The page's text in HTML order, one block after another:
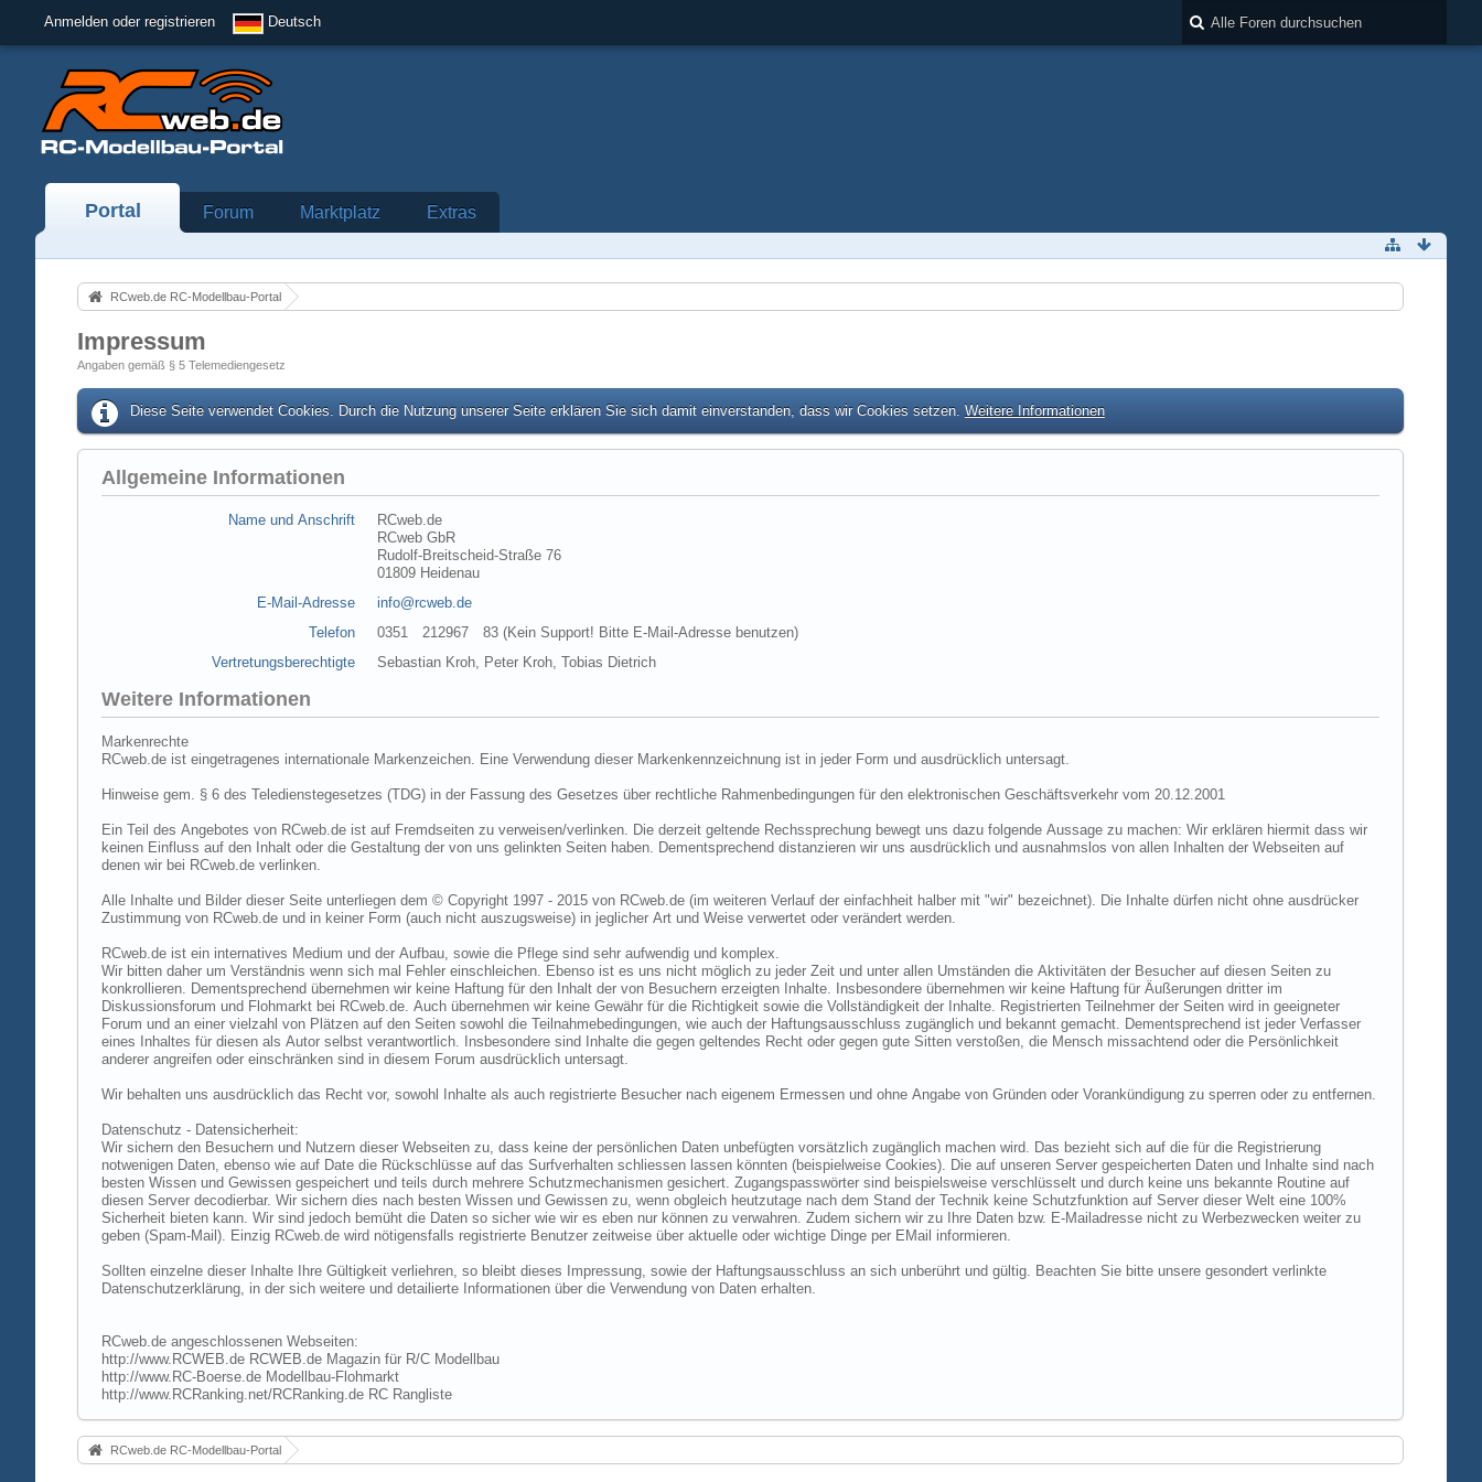
Anmelden oder registrieren Deutsch
Portal Forum Marktplatz Extras
RCweb.de RC-Modellbau-Portal
Impressum
Angaben gemäß § 5 Telemediengesetz
Diese Seite verwendet Cookies. Durch die Nutzung unserer Seite erklären Sie sich damit einverstanden, dass wir Cookies setzen. Weitere Informationen
Allgemeine Informationen
Name und Anschrift
RCweb.de
RCweb GbR
Rudolf-Breitscheid-Straße 76
01809 Heidenau
E-Mail-Adresse
info@rcweb.de
Telefon
0351 212967 83 (Kein Support! Bitte E-Mail-Adresse benutzen)
Vertretungsberechtigte
Sebastian Kroh, Peter Kroh, Tobias Dietrich
Weitere Informationen
Markenrechte
RCweb.de ist eingetragenes internationale Markenzeichen. Eine Verwendung dieser Markenkennzeichnung ist in jeder Form und ausdrücklich untersagt.
Hinweise gem. § 6 des Teledienstegesetzes (TDG) in der Fassung des Gesetzes über rechtliche Rahmenbedingungen für den elektronischen Geschäftsverkehr vom 20.12.2001
Ein Teil des Angebotes von RCweb.de ist auf Fremdseiten zu verweisen/verlinken. Die derzeit geltende Rechssprechung bewegt uns dazu folgende Aussage zu machen: Wir erklären hiermit dass wir
keinen Einfluss auf den Inhalt oder die Gestaltung der von uns gelinkten Seiten haben. Dementsprechend distanzieren wir uns ausdrücklich und ausnahmslos von allen Inhalten der Webseiten auf
denen wir bei RCweb.de verlinken.
Alle Inhalte und Bilder dieser Seite unterliegen dem © Copyright 1997 - 2015 von RCweb.de (im weiteren Verlauf der einfachheit halber mit "wir" bezeichnet). Die Inhalte dürfen nicht ohne ausdrücker
Zustimmung von RCweb.de und in keiner Form (auch nicht auszugsweise) in jeglicher Art und Weise verwertet oder verändert werden.
RCweb.de ist ein internatives Medium und der Aufbau, sowie die Pflege sind sehr aufwendig und komplex.
Wir bitten daher um Verständnis wenn sich mal Fehler einschleichen. Ebenso ist es uns nicht möglich zu jeder Zeit und unter allen Umständen die Aktivitäten der Besucher auf diesen Seiten zu
konkrollieren. Dementsprechend übernehmen wir keine Haftung für den Inhalt der von Besuchern erzeigten Inhalte. Insbesondere übernehmen wir keine Haftung für Äußerungen dritter im
Diskussionsforum und Flohmarkt bei RCweb.de. Auch übernehmen wir keine Gewähr für die Richtigkeit sowie die Vollständigkeit der Inhalte. Registrierten Teilnehmer der Seiten wird in geeigneter
Forum und an einer vielzahl von Plätzen auf den Seiten sowohl die Teilnahmebedingungen, wie auch der Haftungsausschluss zugänglich und bekannt gemacht. Dementsprechend ist jeder Verfasser
eines Inhaltes für diesen als Autor selbst verantwortlich. Insbesondere sind Inhalte die gegen geltendes Recht oder gegen gute Sitten verstoßen, die Mensch missachtend oder die Persönlichkeit
anderer angreifen oder einschränken sind in diesem Forum ausdrücklich untersagt.
Wir behalten uns ausdrücklich das Recht vor, sowohl Inhalte als auch registrierte Besucher nach eigenem Ermessen und ohne Angabe von Gründen oder Vorankündigung zu sperren oder zu entfernen.
Datenschutz - Datensicherheit:
Wir sichern den Besuchern und Nutzern dieser Webseiten zu, dass keine der persönlichen Daten unbefügten vorsätzlich zugänglich machen wird. Das bezieht sich auf die für die Registrierung
notwenigen Daten, ebenso wie auf Date die Rückschlüsse auf das Surfverhalten schliessen lassen könnten (beispielweise Cookies). Die auf unseren Server gespeicherten Daten und Inhalte sind nach
besten Wissen und Gewissen gespeichert und teils durch mehrere Schutzmechanismen gesichert. Zugangspasswörter sind beispielsweise verschlüsselt und durch keine uns bekannte Routine auf
diesen Server decodierbar. Wir sichern dies nach besten Wissen und Gewissen zu, wenn obgleich heutzutage nach dem Stand der Technik keine Schutzfunktion auf Server dieser Welt eine 100%
Sicherheit bieten kann. Wir sind jedoch bemüht die Daten so sicher wie wir es eben nur können zu verwahren. Zudem sichern wir zu Ihre Daten bzw. E-Mailadresse nicht zu Werbezwecken weiter zu
geben (Spam-Mail). Einzig RCweb.de wird nötigensfalls registrierte Benutzer zeitweise über aktuelle oder wichtige Dinge per EMail informieren.
Sollten einzelne dieser Inhalte Ihre Gültigkeit verliehren, so bleibt dieses Impressung, sowie der Haftungsausschluss an sich unberührt und gültig. Beachten Sie bitte unsere gesondert verlinkte
Datenschutzerklärung, in der sich weitere und detailierte Informationen über die Verwendung von Daten erhalten.
RCweb.de angeschlossenen Webseiten:
http://www.RCWEB.de RCWEB.de Magazin für R/C Modellbau
http://www.RC-Boerse.de Modellbau-Flohmarkt
http://www.RCRanking.net/RCRanking.de RC Rangliste
RCweb.de RC-Modellbau-Portal